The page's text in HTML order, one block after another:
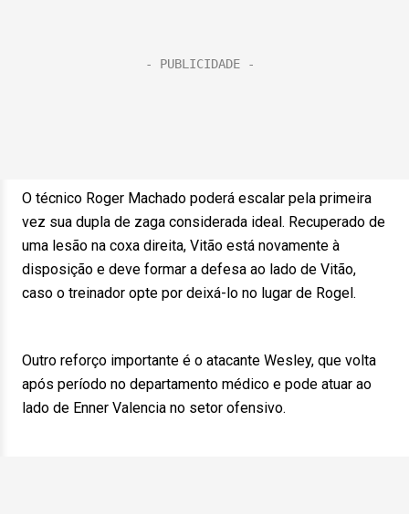
O técnico Roger Machado poderá escalar pela primeira
vez sua dupla de zaga considerada ideal. Recuperado de
uma lesão na coxa direita, Vitão está novamente à
disposição e deve formar a defesa ao lado de Vitão,
caso o treinador opte por deixá-lo no lugar de Rogel.
Outro reforço importante é o atacante Wesley, que volta
após período no departamento médico e pode atuar ao
lado de Enner Valencia no setor ofensivo.